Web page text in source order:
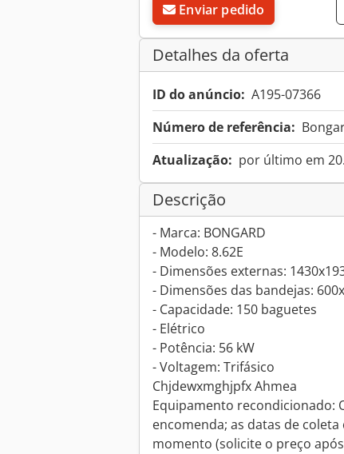
Enviar pedido
Detalhes da oferta
ID do anúncio: A195-07366
Número de referência:
Atualização: por último em
Descrição
- Marca: BONGARD
- Modelo: 8.62E
- Dimensões externas:
- Dimensões das bandejas:
- Capacidade: 150 baguetes
- Elétrico
- Potência: 56 kW
- Voltagem: Trifásico
Chjdewxmghjpfx Ahmea
Equipamento recondicionado:
encomenda; as datas de
momento (solicite o preço